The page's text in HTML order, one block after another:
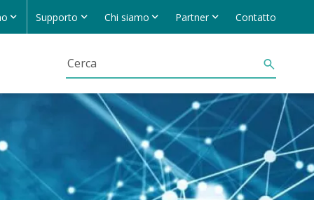
Supporto Chi siamo Partner Contatto